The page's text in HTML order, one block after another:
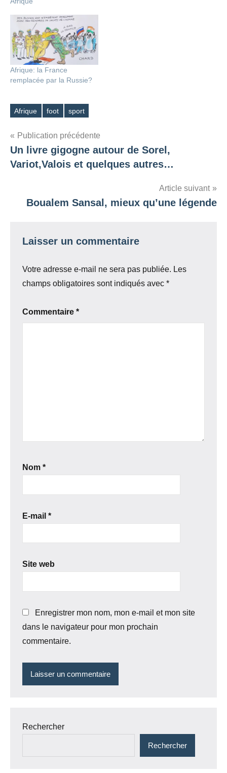
Afrique: la France
remplacée par la Russie?
Étiquettes
Afrique foot sport
Navigation
de
Publication précédente
Un livre gigogne autour de Sorel,
Variot,Valois et quelques autres…
Article suivant
Boualem Sansal, mieux qu’une légende
Laisser un commentaire
Votre adresse e-mail ne sera pas publiée. Les
champs obligatoires sont indiqués avec *
Commentaire *
Nom *
E-mail *
Site web
Enregistrer mon nom, mon e-mail et mon site
dans le navigateur pour mon prochain
commentaire.
Rechercher
Rechercher